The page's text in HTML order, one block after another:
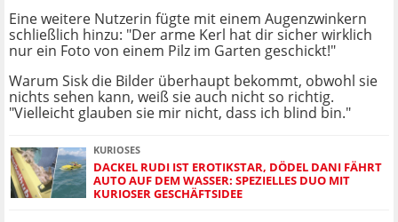
Eine weitere Nutzerin fügte mit einem Augenzwinkern
schließlich hinzu: "Der arme Kerl hat dir sicher wirklich
nur ein Foto von einem Pilz im Garten geschickt!"
Warum Sisk die Bilder überhaupt bekommt, obwohl sie
nichts sehen kann, weiß sie auch nicht so richtig.
"Vielleicht glauben sie mir nicht, dass ich blind bin."
KURIOSES
DACKEL RUDI IST EROTIKSTAR, DÖDEL DANI FÄHRT
AUTO AUF DEM WASSER: SPEZIELLES DUO MIT
KURIOSER GESCHÄFTSIDEE